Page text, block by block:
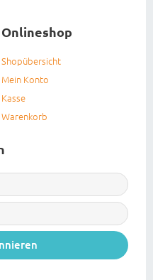
Onlineshop
Shopübersicht
Mein Konto
Kasse
Warenkorb